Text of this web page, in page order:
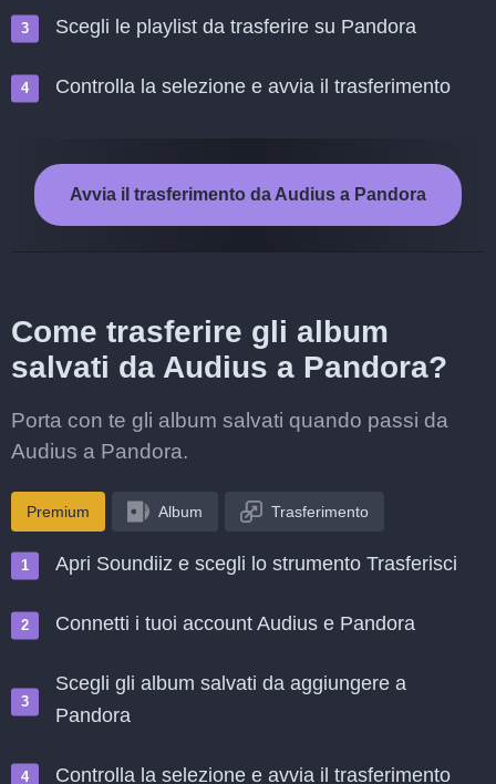
Scegli le playlist da trasferire su Pandora
Controlla la selezione e avvia il trasferimento
Avvia il trasferimento da Audius a Pandora
Come trasferire gli album
salvati da Audius a Pandora?
Porta con te gli album salvati quando passi da
Audius a Pandora.
Premium Album Trasferimento
Apri Soundiiz e scegli lo strumento Trasferisci
Connetti i tuoi account Audius e Pandora
Scegli gli album salvati da aggiungere a
Pandora
Controlla la selezione e avvia il trasferimento